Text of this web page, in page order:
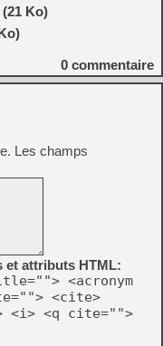
Ko)
0 commentaire
Les champs
et attributs HTML:
<acronym
<cite>
<i> <q cite="">